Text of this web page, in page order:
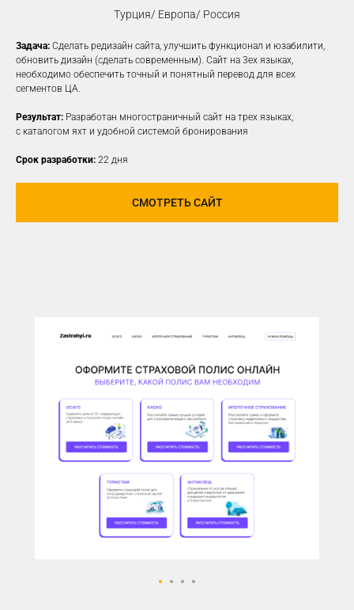
Турция/ Европа/ Россия
Задача: Сделать редизайн сайта, улучшить функционал и юзабилити,
обновить дизайн (сделать современным). Сайт на 3ех языках,
необходимо обеспечить точный и понятный перевод для всех
сегментов ЦА.
Результат: Разработан многостраничный сайт на трех языках,
с каталогом яхт и удобной системой бронирования
Срок разработки: 22 дня
СМОТРЕТЬ САЙТ
КОНТЕКСТНАЯ
РЕКЛАМА
Создаем рекламные объявления
на различных платформах для привлечения
новой заинтересованной ЦА
У ВАС ЕСТЬ САЙТ,
НО РЕКЛАМА НЕ ПРИНОСИТ
ЖЕЛАЕМОГО КОЛИЧЕСТВА
ЗАЯВОК?
Предлагаем решение, которое
увеличить заявки